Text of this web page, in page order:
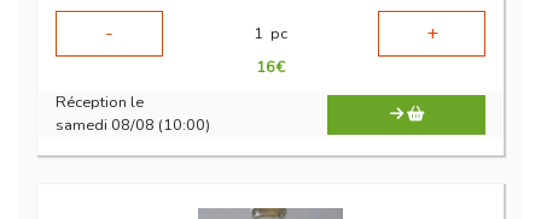
-
1 pc +
16€
Réception le
samedi 08/08 (10:00)